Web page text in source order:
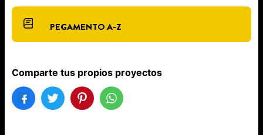
PEGAMENTO A-Z
Comparte tus propios proyectos